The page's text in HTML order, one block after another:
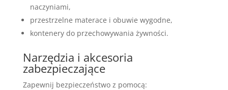
naczyniami,
przestrzelne materace i obuwie wygodne,
kontenery do przechowywania żywności.
Narzędzia i akcesoria
zabezpieczające
Zapewnij bezpieczeństwo z pomocą: